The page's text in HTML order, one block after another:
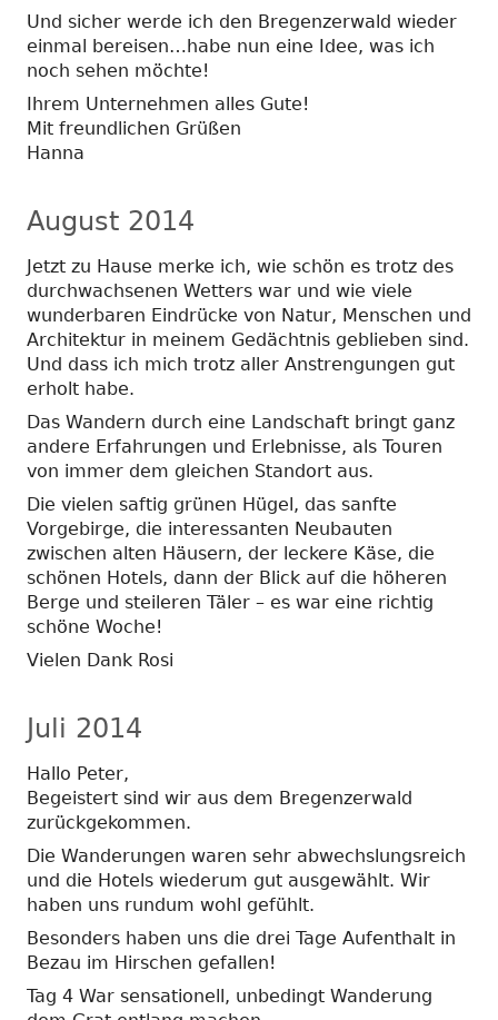
Und sicher werde ich den Bregenzerwald wieder
einmal bereisen…habe nun eine Idee, was ich
noch sehen möchte!
Ihrem Unternehmen alles Gute!
Mit freundlichen Grüßen
Hanna
August 2014
Jetzt zu Hause merke ich, wie schön es trotz des
durchwachsenen Wetters war und wie viele
wunderbaren Eindrücke von Natur, Menschen und
Architektur in meinem Gedächtnis geblieben sind.
Und dass ich mich trotz aller Anstrengungen gut
erholt habe.
Das Wandern durch eine Landschaft bringt ganz
andere Erfahrungen und Erlebnisse, als Touren
von immer dem gleichen Standort aus.
Die vielen saftig grünen Hügel, das sanfte
Vorgebirge, die interessanten Neubauten
zwischen alten Häusern, der leckere Käse, die
schönen Hotels, dann der Blick auf die höheren
Berge und steileren Täler – es war eine richtig
schöne Woche!
Vielen Dank Rosi
Juli 2014
Hallo Peter,
Begeistert sind wir aus dem Bregenzerwald
zurückgekommen.
Die Wanderungen waren sehr abwechslungsreich
und die Hotels wiederum gut ausgewählt. Wir
haben uns rundum wohl gefühlt.
Besonders haben uns die drei Tage Aufenthalt in
Bezau im Hirschen gefallen!
Tag 4 War sensationell, unbedingt Wanderung